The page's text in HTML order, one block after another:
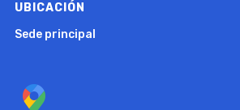
UBICACIÓN
Sede principal